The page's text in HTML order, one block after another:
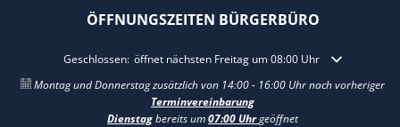
ÖFFNUNGSZEITEN BÜRGERBÜRO
Klicken, um weitere Öffnungs- oder Schließzeiten auszublenden
Geschlossen: öffnet nächsten Freitag um 08:00 Uhr
Montag und Donnerstag zusätzlich von 14:00 - 16:00 Uhr nach vorheriger
Terminvereinbarung
Dienstagbereits um07:00 Uhrgeöffnet